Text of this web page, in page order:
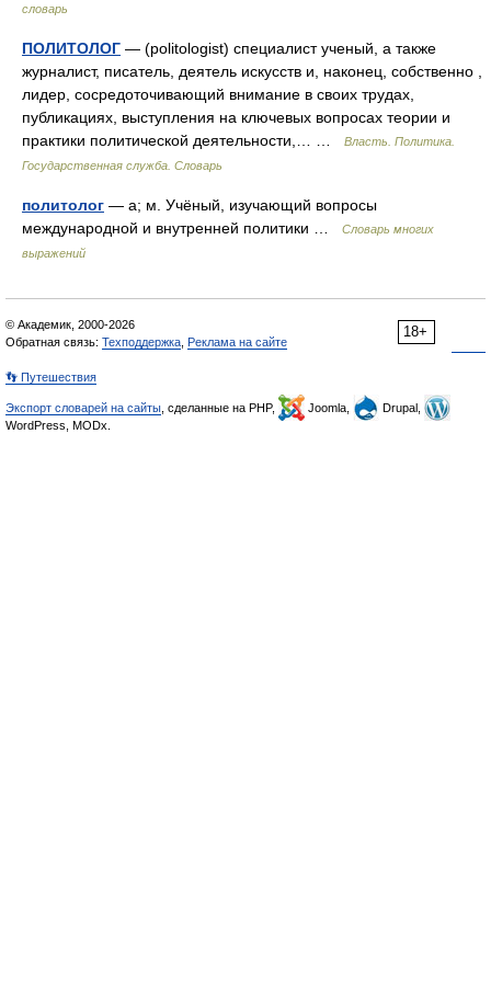
словарь
ПОЛИТОЛОГ — (politologist) специалист ученый, а также
журналист, писатель, деятель искусств и, наконец, собственно ,
лидер, сосредоточивающий внимание в своих трудах,
публикациях, выступления на ключевых вопросах теории и
практики политической деятельности,… …
Власть. Политика.
Государственная служба. Словарь
политолог — а; м. Учёный, изучающий вопросы
международной и внутренней политики …
Словарь многих
выражений
18+
© Академик, 2000-2026
Обратная связь: Техподдержка Реклама на сайте
👣 Путешествия
Экспорт словарей на сайты , сделанные на PHP, Joomla,
Drupal,
WordPress, MODx.